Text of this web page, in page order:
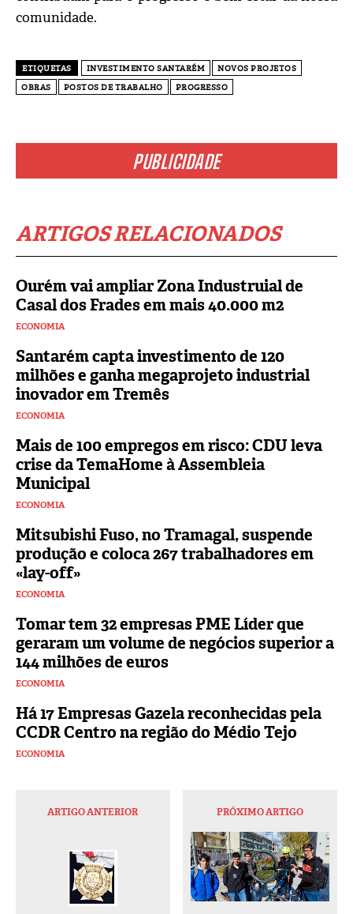
PUBLICIDADE
ARTIGOS RELACIONADOS
Ourém vai ampliar Zona Industruial de
Casal dos Frades em mais 40.000 m2
ECONOMIA
Santarém capta investimento de 120
milhões e ganha megaprojeto industrial
inovador em Tremês
ECONOMIA
Mais de 100 empregos em risco: CDU leva
crise da TemaHome à Assembleia
Municipal
ECONOMIA
Mitsubishi Fuso, no Tramagal, suspende
produção e coloca 267 trabalhadores em
«lay-off»
ECONOMIA
Tomar tem 32 empresas PME Líder que
geraram um volume de negócios superior a
144 milhões de euros
ECONOMIA
Há 17 Empresas Gazela reconhecidas pela
CCDR Centro na região do Médio Tejo
ECONOMIA
comunidade.
ETIQUETAS INVESTIMENTO SANTARÉM
NOVOS PROJETOS
OBRAS
POSTOS DE TRABALHO PROGRESSO
ARTIGO ANTERIOR PRÓXIMO ARTIGO